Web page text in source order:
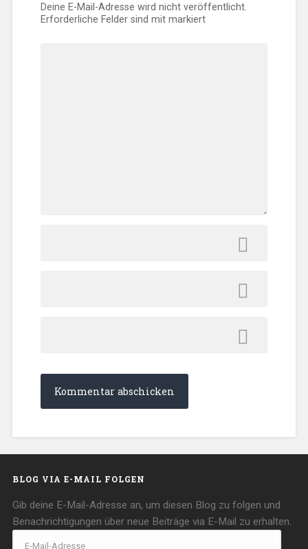
Deine E-Mail-Adresse wird nicht veröffentlicht.
Erforderliche Felder sind mitmarkiert
BLOG VIA E-MAIL FOLGEN
Gib deine E-Mail-Adresse an, um diesen Blog zu folgen und
Benachrichtigungen über neue Beiträge via E-Mail zu erhalten.
E-
Mail-